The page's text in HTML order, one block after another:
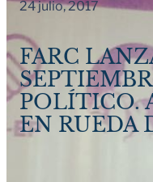
24 julio, 2017
FARC
POLÍTICO.
EN RUEDA